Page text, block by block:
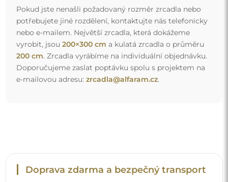
rukou, a to úplně zdarma. Disponujeme vlastním vozovým
parkem a vyškoleným personálem, díky čemuž vám
můžeme zaručit, že zrcadlo dorazí v neporušeném stavu,
bez dodatečných nákladů. I když si objednáte zrcadlo
velkých rozměrů, můžete počítat s rychlým doručením.
Podívejte se, jak balíme naše zrcadla.